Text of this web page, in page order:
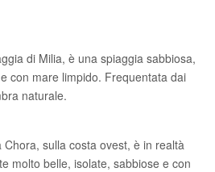
di Milia, è una spiaggia sabbiosa,
con mare limpido. Frequentata dai
naturale.
sulla costa ovest, è in realtà
molto belle, isolate, sabbiose e con